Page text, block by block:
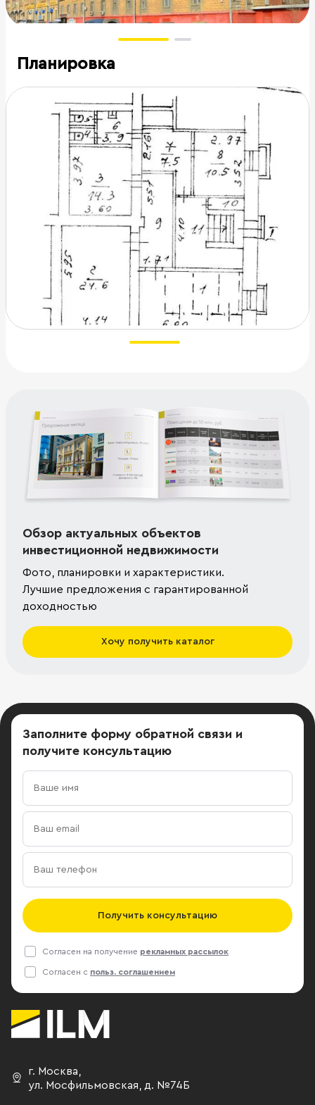
Планировка
Обзор актуальных объектов
инвестиционной недвижимости
Фото, планировки и характеристики.
Лучшие предложения с гарантированной
доходностью
Хочу получить каталог
Заполните форму обратной связи и
получите консультацию
Получить консультацию
Согласен на получение рекламных рассылок
Согласен с польз. соглашением
г. Москва
ул. Мосфильмовская,
д. №74Б